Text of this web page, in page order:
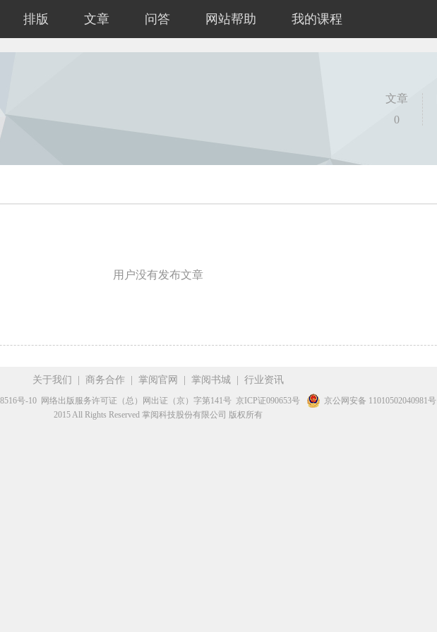
排版 文章 问答 网站帮助 我的课程
文章
0
用户没有发布文章
关于我们 商务合作 掌阅官网 掌阅书城 行业资讯
号-10 网络出版服务许可证（总）网出证（京）字第141号 京ICP证090653号
京公网安备 11010502040981号
2015 All Rights Reserved 掌阅科技股份有限公司 版权所有